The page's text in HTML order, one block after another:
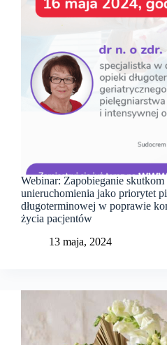
Webinar: Zapobieganie skutkom
unieruchomienia jako priorytet
długoterminowej w poprawie
życia pacjentów
13 maja, 2024